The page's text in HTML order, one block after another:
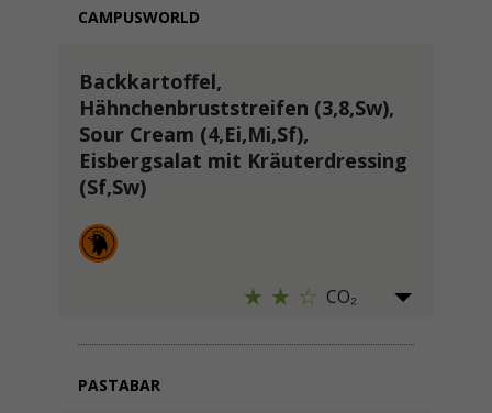
CAMPUSWORLD
Backkartoffel,
Hähnchenbruststreifen (3,8,Sw),
Sour Cream (4,Ei,Mi,Sf),
Eisbergsalat mit Kräuterdressing
(Sf,Sw)
CO₂
PASTABAR